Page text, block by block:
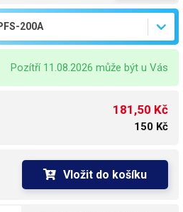
Pozítří 11.08.2026 může být u Vás
181,50 Kč
150 Kč
Vložit do košíku